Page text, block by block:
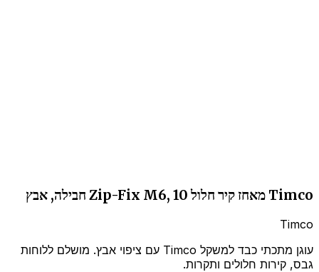
Timco מאחז קיר חלול Zip-Fix M6, 10 חבילה, אבץ
Timco
עוגן מתכתי כבד למשקל Timco עם ציפוי אבץ. מושלם ללוחות
גבס, קירות חלולים ותקרות.